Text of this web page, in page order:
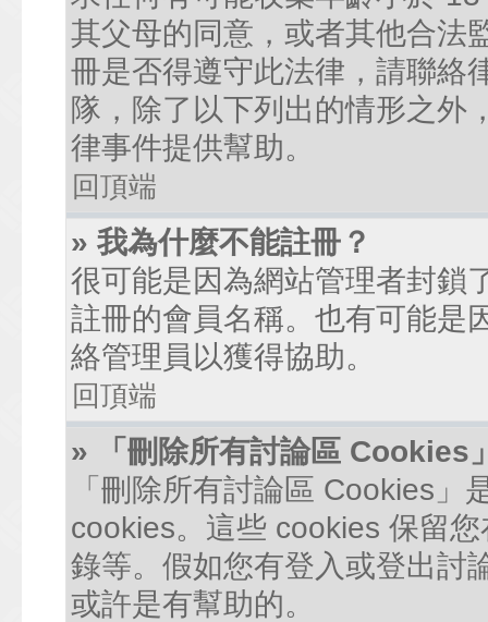
其父母的同意，或者其他合法
冊是否得遵守此法律，請聯絡
隊，除了以下列出的情形之外
律事件提供幫助。
回頂端
» 我為什麼不能註冊？
很可能是因為網站管理者封鎖
註冊的會員名稱。也有可能是
絡管理員以獲得協助。
回頂端
» 「刪除所有討論區 Cookies
「刪除所有討論區 Cookies
cookies。這些 cookies 保留
錄等。假如您有登入或登出討
或許是有幫助的。